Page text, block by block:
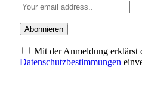
Mit der Anmeldung erklärst
Datenschutzbestimmungen